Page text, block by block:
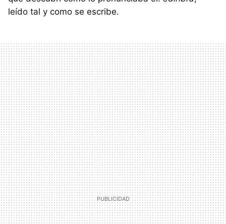
leído tal y como se escribe.